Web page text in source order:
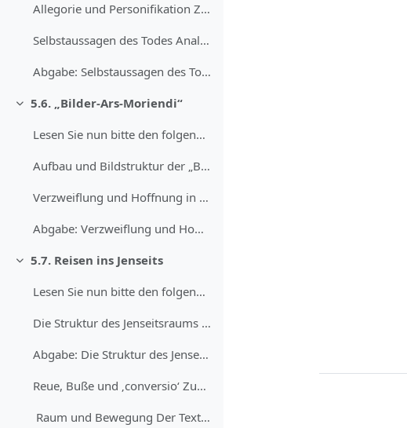
Allegorie und Personifikation Zum Verständnis des ...
Selbstaussagen des Todes Analysieren Sie die Aussa...
Abgabe: Selbstaussagen des Todes
Einklappen
5.6. „Bilder-Ars-Moriendi“
Lesen Sie nun bitte den folgenden Text vollständig...
Aufbau und Bildstruktur der „Bilder-Ars-Moriendi“ ...
Verzweiflung und Hoffnung in der „Bilder-Ars-Morie...
Abgabe: Verzweiflung und Hoffnung in der „Bilder-Ars-Moriendi“
Einklappen
5.7. Reisen ins Jenseits
Lesen Sie nun bitte den folgenden Text in den ange...
Die Struktur des Jenseitsraums Wie ist der Raum ge...
Abgabe: Die Struktur des Jenseitsraums
Reue, Buße und ‚conversio‘ Zum Verständnis der ‚Vi...
Raum und Bewegung Der Text stellt die &sbq...